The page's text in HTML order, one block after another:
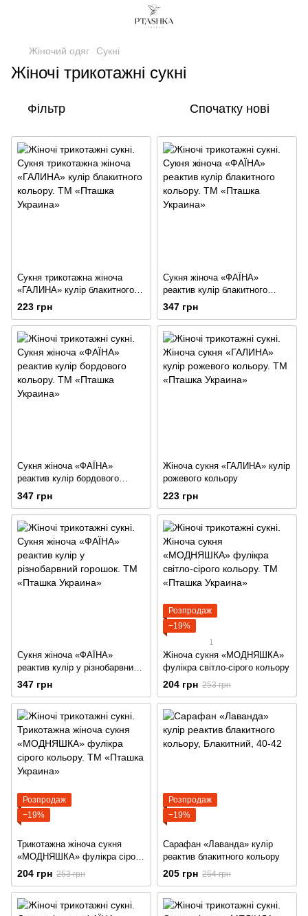
Жіночий одяг Сукні
Жіночі трикотажні сукні
Фільтр Спочатку нові
Сукня трикотажна жіноча
«ГАЛИНА» кулір блакитного
кольору
223 грн
Сукня жіноча «ФАЇНА»
реактив кулір блакитного
кольору
347 грн
Сукня жіноча «ФАЇНА»
реактив кулір бордового
кольору
347 грн
Жіноча сукня «ГАЛИНА» кулір
рожевого кольору
223 грн
Сукня жіноча «ФАЇНА»
реактив кулір у різнобарвний
горошок
347 грн
Розпродаж
−19%
1
Жіноча сукня «МОДНЯШКА»
фулікра світло-сірого кольору
204 грн 253 грн
Розпродаж
−19%
Трикотажна жіноча сукня
«МОДНЯШКА» фулікра сірого
кольору
204 грн 253 грн
Розпродаж
−19%
Сарафан «Лаванда» кулір
реактив блакитного кольору
205 грн 254 грн